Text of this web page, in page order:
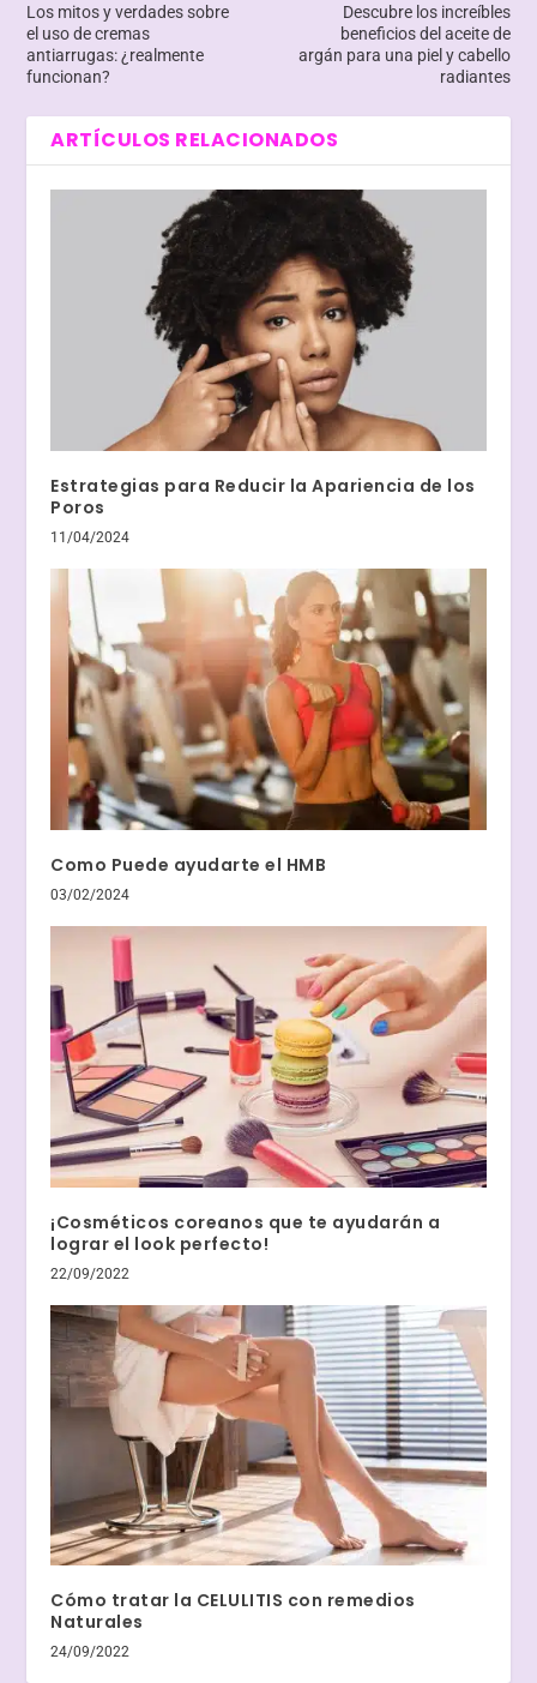
Los mitos y verdades sobre
el uso de cremas
antiarrugas: ¿realmente
funcionan?
Descubre los increíbles
beneficios del aceite de
argán para una piel y cabello
radiantes
ARTÍCULOS RELACIONADOS
Estrategias para Reducir la Apariencia de los
Poros
11/04/2024
Como Puede ayudarte el HMB
03/02/2024
¡Cosméticos coreanos que te ayudarán a
lograr el look perfecto!
22/09/2022
Cómo tratar la CELULITIS con remedios
Naturales
24/09/2022